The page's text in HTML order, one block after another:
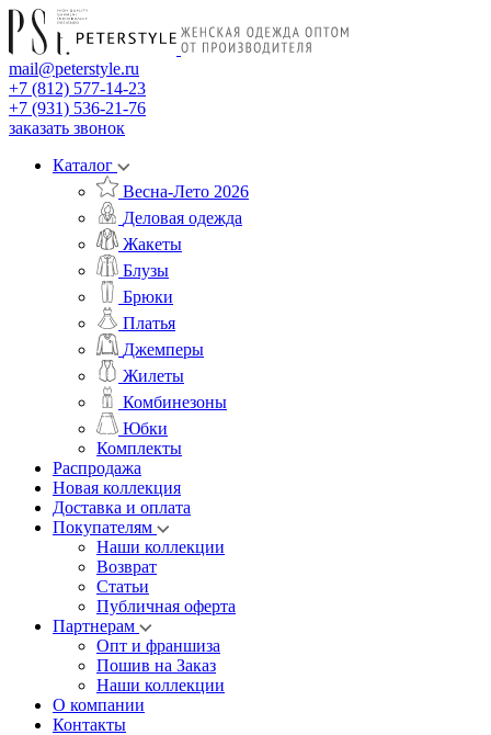
mail@peterstyle.ru
+7 (812) 577-14-23
+7 (931) 536-21-76
заказать звонок
Каталог
Весна-Лето 2026
Деловая одежда
Жакеты
Блузы
Брюки
Платья
Джемперы
Жилеты
Комбинезоны
Юбки
Комплекты
Распродажа
Новая коллекция
Доставка и оплата
Покупателям
Наши коллекции
Возврат
Статьи
Публичная оферта
Партнерам
Опт и франшиза
Пошив на Заказ
Наши коллекции
О компании
Контакты